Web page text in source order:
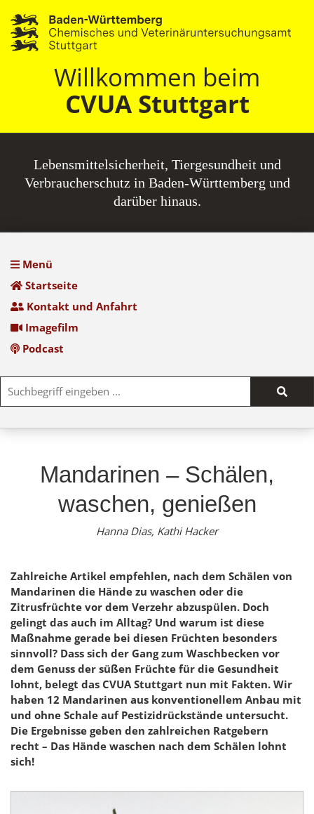
Willkommen beim
CVUA Stuttgart
Lebensmittel­sicherheit, Tiergesundheit und
Verbraucherschutz in Baden-Württemberg und
darüber hinaus.
Menü
Startseite
Kontakt und Anfahrt
Imagefilm
Podcast
Mandarinen – Schälen,
waschen, genießen
Hanna Dias, Kathi Hacker
Zahlreiche Artikel empfehlen, nach dem Schälen von
Mandarinen die Hände zu waschen oder die
Zitrusfrüchte vor dem Verzehr abzuspülen. Doch
gelingt das auch im Alltag? Und warum ist diese
Maßnahme gerade bei diesen Früchten besonders
sinnvoll? Dass sich der Gang zum Waschbecken vor
dem Genuss der süßen Früchte für die Gesundheit
lohnt, belegt das CVUA Stuttgart nun mit Fakten. Wir
haben 12 Mandarinen aus konventionellem Anbau mit
und ohne Schale auf Pestizidrückstände untersucht.
Die Ergebnisse geben den zahlreichen Ratgebern
recht – Das Hände waschen nach dem Schälen lohnt
sich!